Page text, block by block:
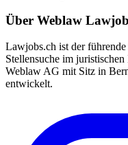
Über Weblaw
Lawjobs.ch ist der
Stellensuche im
Weblaw AG mit Sitz in
entwickelt.